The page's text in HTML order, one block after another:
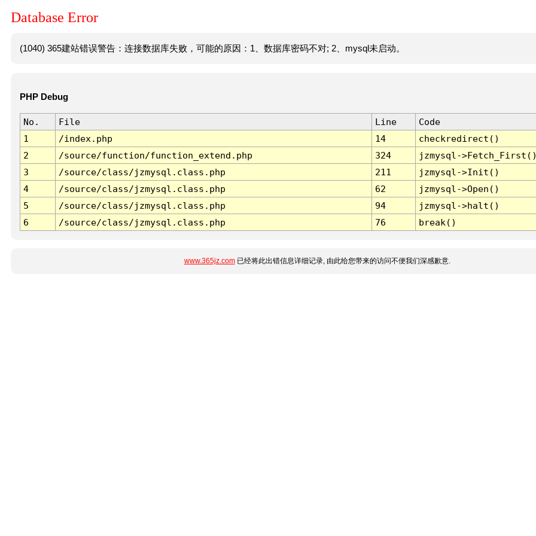
Database Error
(1040) 365建站错误警告：连接数据库失败，可能的原因：1、数据库密码不对; 2、mysql未启动。
PHP Debug
No. File Line
Code
1
/index.php 14
checkredirect()
2
/source/function/function_extend.php 324
jzmysql-
3
/source/class/jzmysql.class.php 211
jzmysql->Init()
4
/source/class/jzmysql.class.php 62
jzmysql->Open()
5
/source/class/jzmysql.class.php 94
jzmysql->halt()
6
/source/class/jzmysql.class.php 76 break()
www.365jz.com已经将此出错信息详细记录, 由此给您带来的访问不便我们深感歉意.